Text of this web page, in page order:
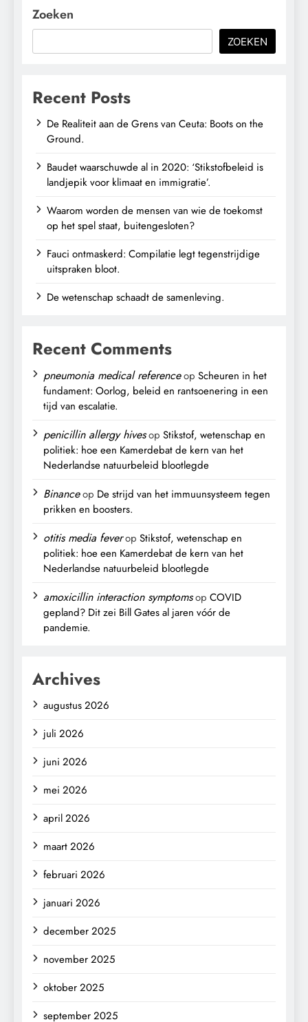
Zoeken
ZOEKEN
Recent Posts
De Realiteit aan de Grens van Ceuta: Boots on the
Ground.
Baudet waarschuwde al in 2020: ‘Stikstofbeleid is
landjepik voor klimaat en immigratie’.
Waarom worden de mensen van wie de toekomst
op het spel staat, buitengesloten?
Fauci ontmaskerd: Compilatie legt tegenstrijdige
uitspraken bloot.
De wetenschap schaadt de samenleving.
Recent Comments
pneumonia medical referenceop Scheuren in het
fundament: Oorlog, beleid en rantsoenering in een
tijd van escalatie.
penicillin allergy hivesop Stikstof, wetenschap en
politiek: hoe een Kamerdebat de kern van het
Nederlandse natuurbeleid blootlegde
Binanceop De strijd van het immuunsysteem tegen
prikken en boosters.
otitis media feverop Stikstof, wetenschap en
politiek: hoe een Kamerdebat de kern van het
Nederlandse natuurbeleid blootlegde
amoxicillin interaction symptomsop COVID
gepland? Dit zei Bill Gates al jaren vóór de
pandemie.
Archives
augustus 2026
juli 2026
juni 2026
mei 2026
april 2026
maart 2026
februari 2026
januari 2026
december 2025
november 2025
oktober 2025
september 2025